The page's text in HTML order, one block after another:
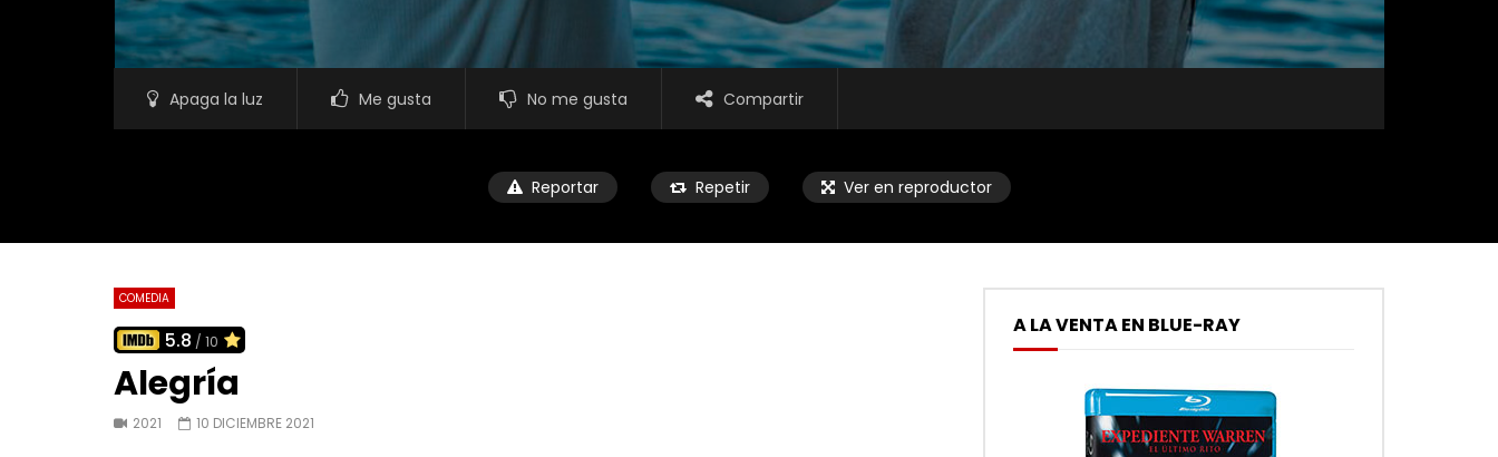
Apaga la luz Me gusta No me gusta Compartir
Reportar Repetir Ver en reproductor
COMEDIA
5.8 / 10
Alegría
2021 10 DICIEMBRE 2021
A LA VENTA EN BLUE-RAY